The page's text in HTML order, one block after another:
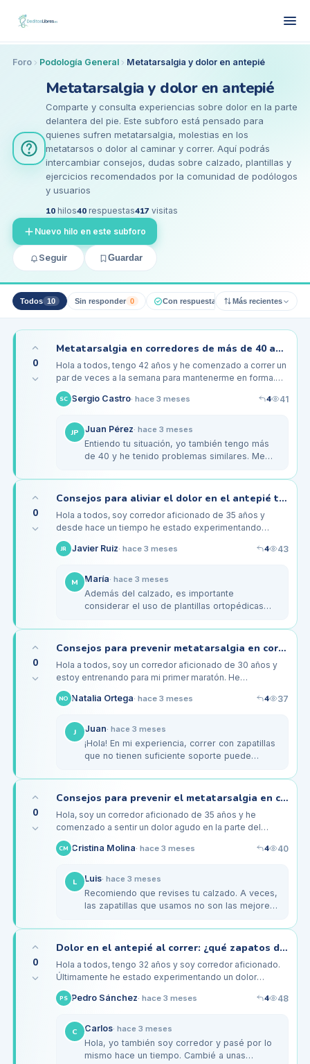
Foro Podología General Metatarsalgia y dolor en antepié
Metatarsalgia y dolor en antepié
Comparte y consulta experiencias sobre dolor en la parte
delantera del pie. Este subforo está pensado para
quienes sufren metatarsalgia, molestias en los
metatarsos o dolor al caminar y correr. Aquí podrás
intercambiar consejos, dudas sobre calzado, plantillas y
ejercicios recomendados por la comunidad de podólogos
y usuarios
10hilos40respuestas417visitas
Nuevo hilo en este subforo
Seguir Guardar
Todos 10 Sin responder 0 Con respuesta pro 0 Resueltos
Más recientes
0
Metatarsalgia en corredores de más de 40 años: ¿qué zapatos son los mejores?
Hola a todos, tengo 42 años y he comenzado a correr un
par de veces a la semana para mantenerme en forma.
Sin embargo, he empezado a sentir un dolor intenso en
la parte del…
SC Sergio Castro· hace 3 meses 4 41
JP Juan Pérez· hace 3 meses
Entiendo tu situación, yo también tengo más
de 40 y he tenido problemas similares. Me
es que la amortiguación ha…
0
Consejos para aliviar el dolor en el antepié tras correr largas distancias
Hola a todos, soy corredor aficionado de 35 años y
desde hace un tiempo he estado experimentando
metatarsalgia después de mis entrenamientos. En
especial, el dolor se intensifica…
JR Javier Ruiz· hace 3 meses 4 43
M María· hace 3 meses
Además del calzado, es importante
considerar el uso de plantillas ortopédicas
Scholl que me han ayudado a distribuir…
0
Consejos para prevenir metatarsalgia en corredores de maratón
Hola a todos, soy un corredor aficionado de 30 años y
estoy entrenando para mi primer maratón. He
comenzado a experimentar dolor en el antepié,
especialmente en la zona de los…
NO Natalia Ortega· hace 3 meses 4 37
J Juan· hace 3 meses
¡Hola! En mi experiencia, correr con zapatillas
que no tienen suficiente soporte puede
busques unas zapatillas…
0
Consejos para prevenir el metatarsalgia en corredores de 30 a 40 años
Hola, soy un corredor aficionado de 35 años y he
comenzado a sentir un dolor agudo en la parte del
antepié, especialmente después de mis entrenamientos
de larga distancia. Me…
CM Cristina Molina· hace 3 meses 4 40
L Luis· hace 3 meses
Recomiendo que revises tu calzado. A veces,
las zapatillas que usamos no son las mejores
estudio de pisada en una…
0
Dolor en el antepié al correr: ¿qué zapatos debo usar?
Hola a todos, tengo 32 años y soy corredor aficionado.
Últimamente he estado experimentando un dolor
intenso en el antepié, especialmente en la zona de los
metatarsos, después de…
PS Pedro Sánchez· hace 3 meses 4 48
C Carlos· hace 3 meses
Hola, yo también soy corredor y pasé por lo
mismo hace un tiempo. Cambié a unas